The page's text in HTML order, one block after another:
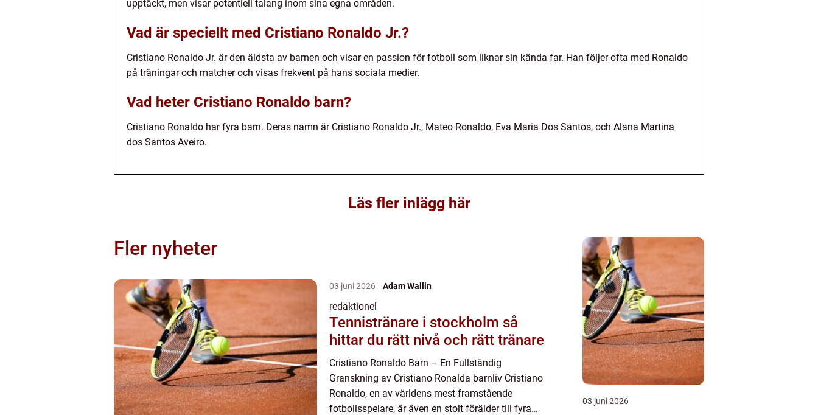
upptäckt, men visar potentiell talang inom sina egna områden.
Vad är speciellt med Cristiano Ronaldo Jr.?
Cristiano Ronaldo Jr. är den äldsta av barnen och visar en passion för fotboll som liknar sin kända far. Han följer ofta med Ronaldo
på träningar och matcher och visas frekvent på hans sociala medier.
Vad heter Cristiano Ronaldo barn?
Cristiano Ronaldo har fyra barn. Deras namn är Cristiano Ronaldo Jr., Mateo Ronaldo, Eva Maria Dos Santos, och Alana Martina
dos Santos Aveiro.
Läs fler inlägg här
Fler nyheter
03 juni 2026 Adam Wallin
redaktionel
Tennistränare i stockholm så
hittar du rätt nivå och rätt tränare
Cristiano Ronaldo Barn – En Fullständig
Granskning av Cristiano Ronalda barnliv Cristiano
Ronaldo, en av världens mest framstående
fotbollsspelare, är även en stolt förälder till fyra
03 juni 2026